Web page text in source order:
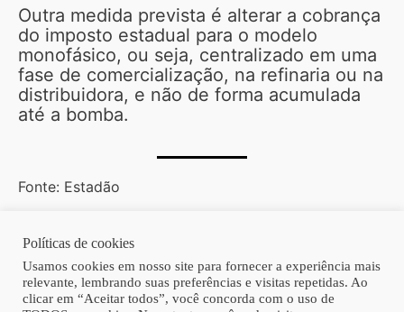
Outra medida prevista é alterar a cobrança
do imposto estadual para o modelo
monofásico, ou seja, centralizado em uma
fase de comercialização, na refinaria ou na
distribuidora, e não de forma acumulada
até a bomba.
Fonte: Estadão
Copyright © 2026 | Homero Costa Advogados
Políticas de cookies
Usamos cookies em nosso site para fornecer a experiência mais
relevante, lembrando suas preferências e visitas repetidas. Ao
clicar em “Aceitar todos”, você concorda com o uso de